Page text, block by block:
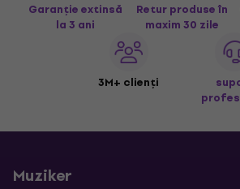
Garanție extinsă
la 3 ani
Retur produse în
maxim 30 zile
3M+ clienți
Muziker